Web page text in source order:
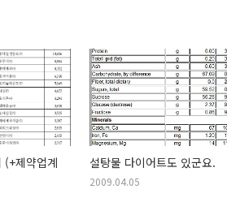
(+제약업계
설탕물 다이어트도 있군요.
2009.04.05